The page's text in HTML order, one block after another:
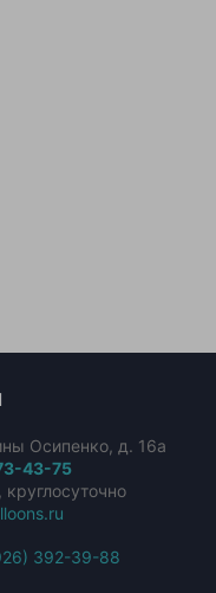
Осипенко, д. 16а
43-75
392-39-88